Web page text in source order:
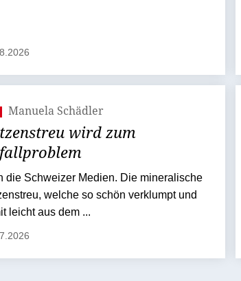
Manuela Schädler
wird zum
die Schweizer Medien. Die mineralische
welche so schön verklumpt und
leicht aus dem ...